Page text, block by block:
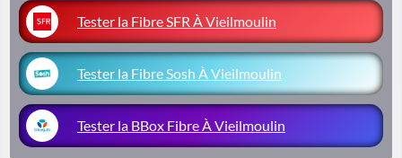
Tester la Fibre SFR À Vieilmoulin
Tester la Fibre Sosh À Vieilmoulin
Tester la BBox Fibre À Vieilmoulin